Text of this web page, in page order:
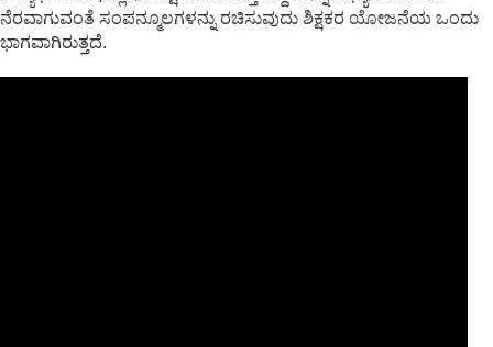
ನೆರವಾಗುವಂತೆ ಸಂಪನ್ಮೂಲಗಳನ್ನು ರಚಿಸುವುದು ಶಿಕ್ಷಕರ ಯೋಜನೆಯ ಒಂದು
ಭಾಗವಾಗಿರುತ್ತದೆ.